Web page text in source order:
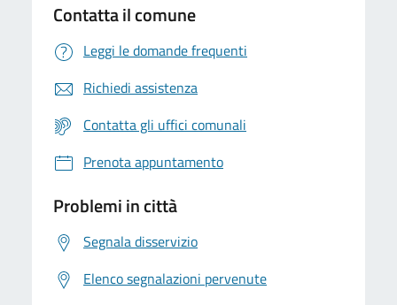
Contatta il comune
Leggi le domande frequenti
Richiedi assistenza
Contatta gli uffici comunali
Prenota appuntamento
Problemi in città
Segnala disservizio
Elenco segnalazioni pervenute